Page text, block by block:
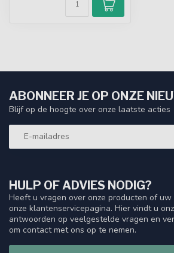
HULP OF ADVIES NODIG?
Heeft u vragen over onze producten of uw
onze klantenservicepagina. Hier vindt u
antwoorden op veelgestelde vragen en
om contact met ons op te nemen.
ABONNEER JE OP ONZE
Blijf op de hoogte over onze laatste acties